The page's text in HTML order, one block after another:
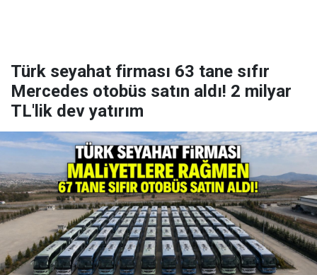
Türk seyahat firması 63 tane sıfır
Mercedes otobüs satın aldı! 2 milyar
TL'lik dev yatırım